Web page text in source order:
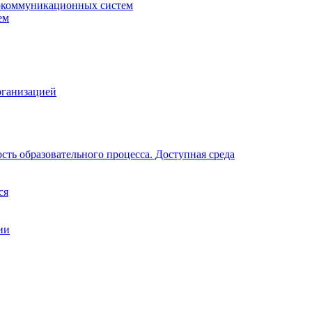
систем
образовательного процесса. Доступная среда